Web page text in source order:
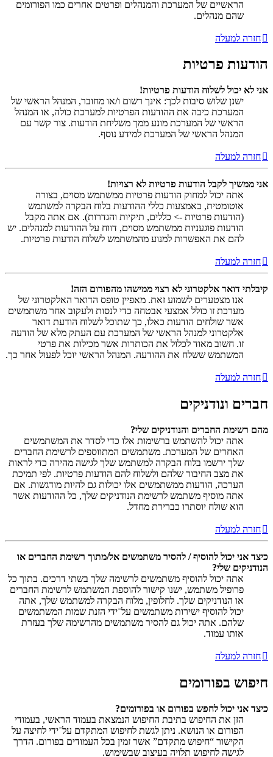
הראשיים של המערכת והמנהלים ופרטים אחרים כמו הפורומים
שהם מנהלים.
חזרה למעלה
הודעות פרטיות
אני לא יכול לשלוח הודעות פרטיות!
ישנן שלוש סיבות לכך: אינך רשום ו/או מחובר, המנהל הראשי של
המערכת כיבה את ההודעות הפרטיות למערכת כולה, או המנהל
הראשי של המערכת מונע ממך משליחת הודעות. צור קשר עם
המנהל הראשי של המערכת למידע נוסף.
חזרה למעלה
אני ממשיך לקבל הודעות פרטיות לא רצויות!
אתה יכול למחוק הודעות פרטיות ממשתמש מסוים, בצורה
אוטומטית, באמצעות כללי ההודעות בלוח הבקרה למשתמש
(הודעות פרטיות -> כללים, תיקיות והגדרות). אם אתה מקבל
הודעות פוגעניות ממשתמש מסוים, דווח על ההודעות למנהלים. יש
להם את האפשרות למנוע מהמשתמש לשלוח הודעות פרטיות.
חזרה למעלה
קיבלתי דואר אלקטרוני לא רצוי ממישהו מהפורום הזה!
אנו מצטערים לשמוע זאת. מאפיין טופס הדואר האלקטרוני של
מערכת זו כולל אמצעי אבטחה כדי לנסות ולעקוב אחר משתמשים
אשר שולחים הודעות כאלו, כך שתוכל לשלוח הודעת דואר
אלקטרוני למנהל הראשי של המערכת עם העתק מלא של הודעה
זו. חשוב מאוד לכלול את הכותרות אשר מכילות את פרטי
המשתמש ששלח את ההודעה. המנהל הראשי יוכל לפעול אחר כך.
חזרה למעלה
חברים ונודניקים
מהם רשימת החברים והנודניקים שלי?
אתה יכול להשתמש ברשימות אלו כדי לסדר את המשתמשים
האחרים של המערכת. משתמשים המתווספים לרשימת החברים
שלך ירשמו בלוח הבקרה למשתמש שלך לגישה מהירה כדי לראות
את מצב החיבור שלהם ולשלוח להם הודעות פרטיות. לפי תמיכת
הערכה, הודעות ממשתמשים אלו יכולות גם להיות מודגשות. אם
אתה מוסיף משתמש לרשימת הנודניקים שלך, כל ההודעות אשר
הוא שולח יוסתרו כברירת מחדל.
חזרה למעלה
כיצד אני יכול להוסיף / להסיר משתמשים אל/מתוך רשימת החברים או
הנודניקים שלי?
אתה יכול להוסיף משתמשים לרשימה שלך בשתי דרכים. בתוך כל
פרופיל משתמש, ישנו קישור להוספת המשתמש לרשימת החברים
או הנודניקים שלך. לחלופין, מלוח הבקרה למשתמש שלך, אתה
יכול להוסיף ישירות משתמשים על־ידי הזנת שמות המשתמשים
שלהם. אתה יכול גם להסיר משתמשים מהרשימה שלך בעזרת
אותו עמוד.
חזרה למעלה
חיפוש בפורומים
כיצד אני יכול לחפש בפורום או בפורומים?
הזן את החיפוש בתיבת החיפוש הנמצאת בעמוד הראשי, בעמודי
הפורום או הנושא. ניתן לגשת לחיפוש המתקדם על־ידי לחיצה על
הקישור “חיפוש מתקדם” אשר זמין בכל העמודים בפורום. הדרך
לגישה לחיפוש תלויה בעיצוב שבשימוש.